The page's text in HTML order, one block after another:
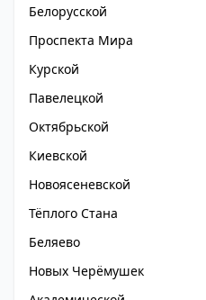
Белорусской
Проспекта Мира
Курской
Павелецкой
Октябрьской
Киевской
Новоясеневской
Тёплого Стана
Беляево
Новых Черёмушек